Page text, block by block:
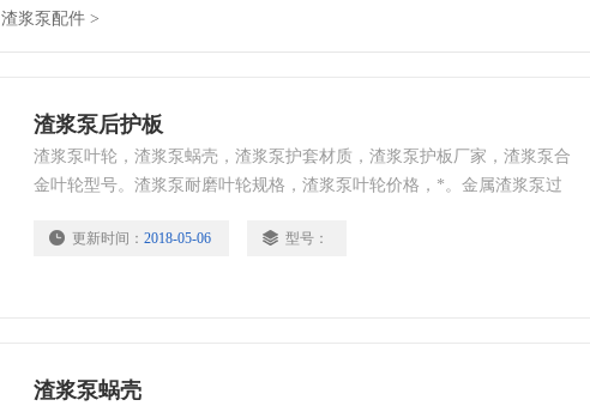
渣浆泵配件 >
渣浆泵后护板
渣浆泵叶轮，渣浆泵蜗壳，渣浆泵护套材质，渣浆泵护板厂家，渣浆泵合
金叶轮型号。渣浆泵耐磨叶轮规格，渣浆泵叶轮价格，*。金属渣浆泵过
性，抗腐蚀性，抗冲击性能，延长了渣浆泵过流件的使用寿命 。用于较大
更新时间： 2018-05-06 型号：
渣浆泵蜗壳